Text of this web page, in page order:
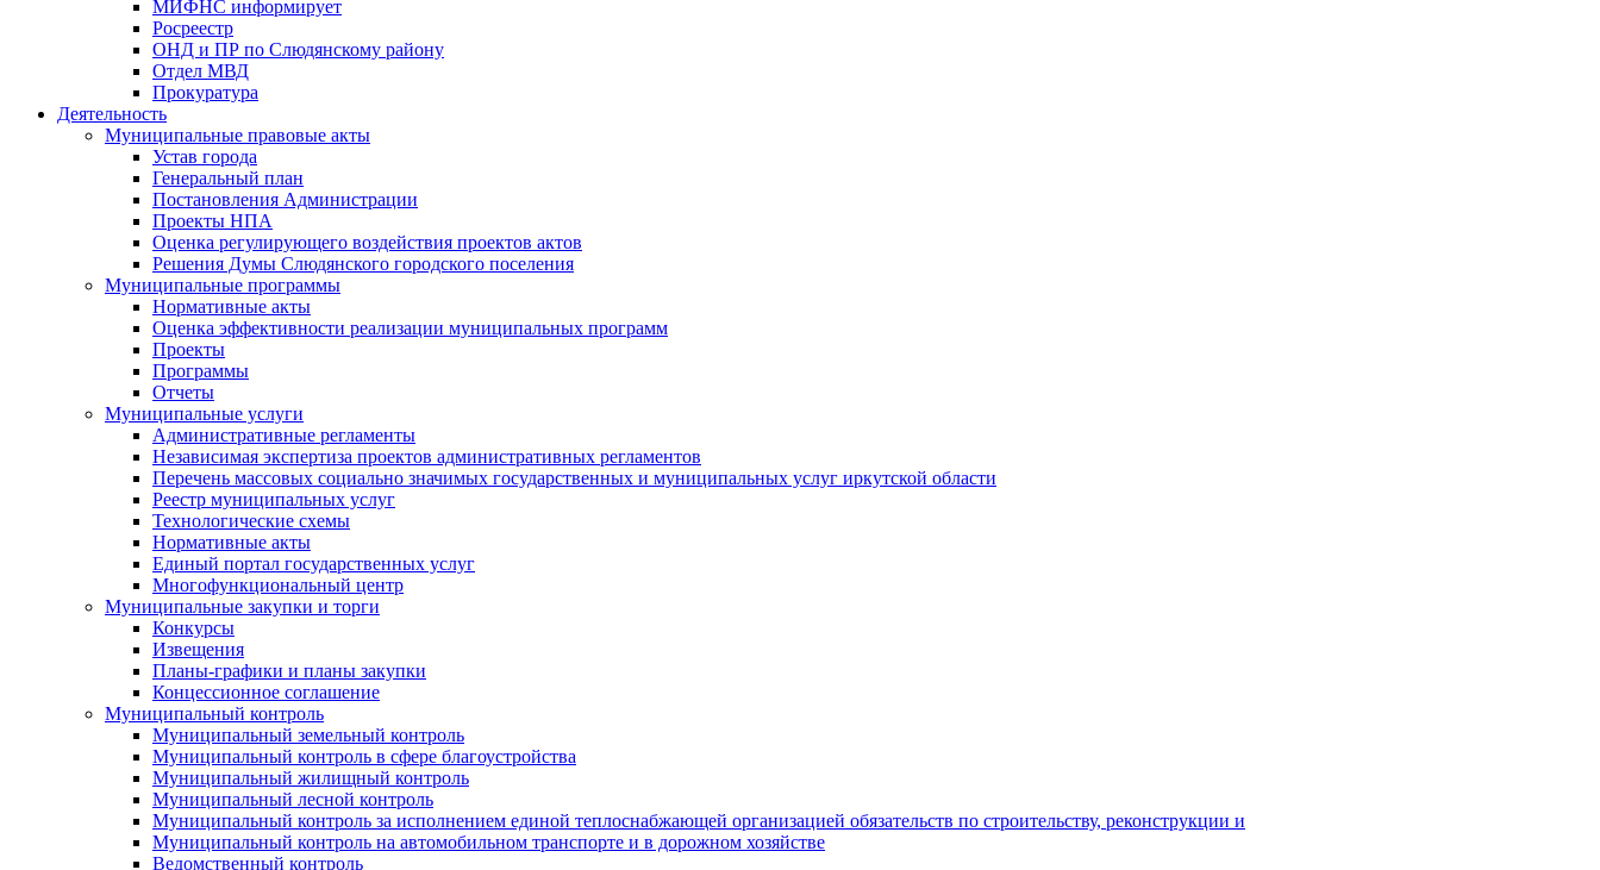
МИФНС информирует
Росреестр
ОНД и ПР по Слюдянскому району
Отдел МВД
Прокуратура
Деятельность
Муниципальные правовые акты
Устав города
Генеральный план
Постановления Администрации
Проекты НПА
Оценка регулирующего воздействия проектов актов
Решения Думы Слюдянского городского поселения
Муниципальные программы
Нормативные акты
Оценка эффективности реализации муниципальных программ
Проекты
Программы
Отчеты
Муниципальные услуги
Административные регламенты
Независимая экспертиза проектов административных регламентов
Перечень массовых социально значимых государственных и муниципальных услуг иркутской области
Реестр муниципальных услуг
Технологические схемы
Нормативные акты
Единый портал государственных услуг
Многофункциональный центр
Муниципальные закупки и торги
Конкурсы
Извещения
Планы-графики и планы закупки
Концессионное соглашение
Муниципальный контроль
Муниципальный земельный контроль
Муниципальный контроль в сфере благоустройства
Муниципальный жилищный контроль
Муниципальный лесной контроль
Муниципальный контроль за исполнением единой теплоснабжающей организацией обязательств по строительству, реконструкции и
Муниципальный контроль на автомобильном транспорте и в дорожном хозяйстве
Ведомственный контроль